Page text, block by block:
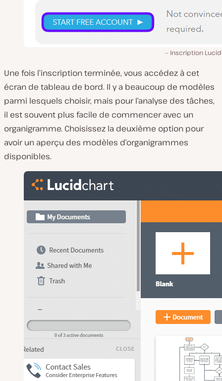
Inscription
Une fois l’inscription terminée, vous accédez à cet
écran de tableau de bord. Il y a beaucoup de modèles
parmi lesquels choisir, mais pour l’analyse des tâches,
il est souvent plus facile de commencer avec un
organigramme. Choisissez la deuxième option pour
avoir un aperçu des modèles d’organigrammes
disponibles.